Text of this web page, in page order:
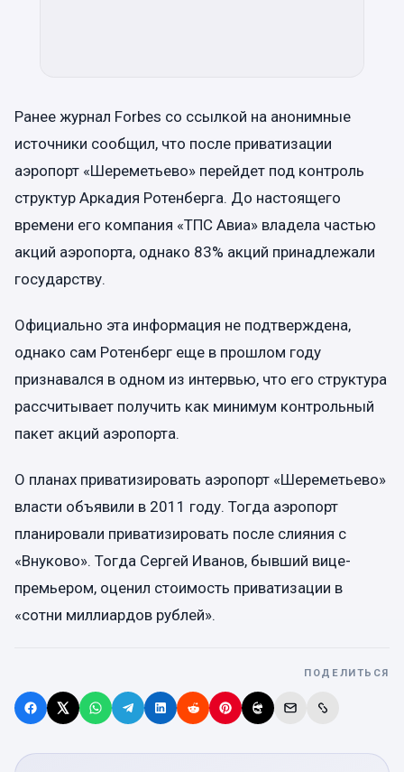
Ранее журнал Forbes со ссылкой на анонимные
источники сообщил, что после приватизации
аэропорт «Шереметьево» перейдет под контроль
структур Аркадия Ротенберга. До настоящего
времени его компания «ТПС Авиа» владела частью
акций аэропорта, однако 83% акций принадлежали
государству.
Официально эта информация не подтверждена,
однако сам Ротенберг еще в прошлом году
признавался в одном из интервью, что его структура
рассчитывает получить как минимум контрольный
пакет акций аэропорта.
О планах приватизировать аэропорт «Шереметьево»
власти объявили в 2011 году. Тогда аэропорт
планировали приватизировать после слияния с
«Внуково». Тогда Сергей Иванов, бывший вице-
премьером, оценил стоимость приватизации в
«сотни миллиардов рублей».
ПОДЕЛИТЬСЯ